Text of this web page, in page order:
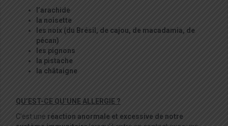
l’arachide
la noisette
les noix (du Brésil, de cajou, de macadamia, de
pécan)
les pignons
la pistache
la châtaigne
QU’EST-CE QU’UNE ALLERGIE ?
C’est une réaction anormale et excessive de notre